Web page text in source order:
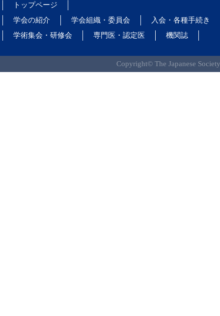
トップページ
学会の紹介
学会組織・委員会
入会・各種手続き
学術集会・研修会
専門医・認定医 機関誌
Copyright© The Japanese